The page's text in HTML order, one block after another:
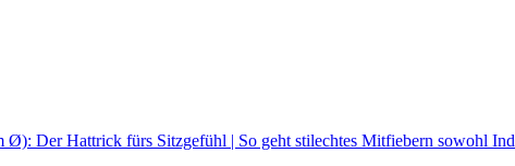
Ø): Der Hattrick fürs Sitzgefühl | So geht stilechtes Mitfiebern sowohl